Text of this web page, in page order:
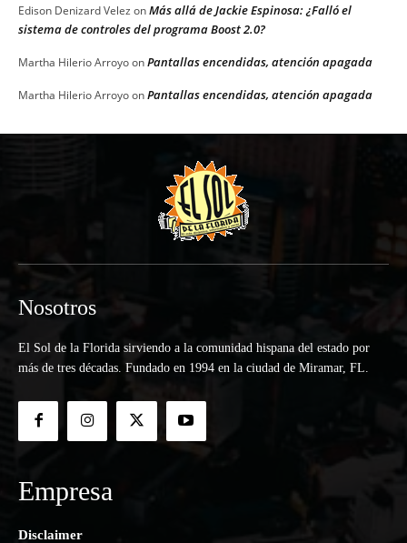
Edison Denizard Velez onMás allá de Jackie Espinosa: ¿Falló el
sistema de controles del programa Boost 2.0?
Martha Hilerio ArroyoonPantallas encendidas, atención apagada
Martha Hilerio ArroyoonPantallas encendidas, atención apagada
Nosotros
El Sol de la Florida sirviendo a la comunidad hispana del estado por
más de tres décadas. Fundado en 1994 en la ciudad de Miramar, FL.
Empresa
Disclaimer